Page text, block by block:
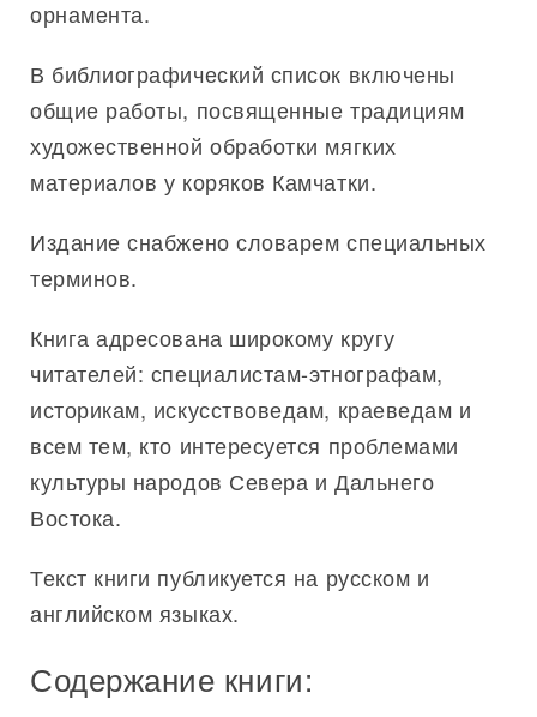
орнамента.
В библиографический список включены
общие работы, посвященные традициям
художественной обработки мягких
материалов у коряков Камчатки.
Издание снабжено словарем специальных
терминов.
Книга адресована широкому кругу
читателей: специалистам-этнографам,
историкам, искусствоведам, краеведам и
всем тем, кто интересуется проблемами
культуры народов Севера и Дальнего
Востока.
Текст книги публикуется на русском и
английском языках.
Содержание книги: